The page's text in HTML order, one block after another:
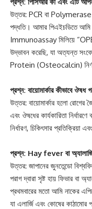
উত্তর: PCR বা
পদ্ধতি। আমার পিএইচডিতে
Immunoassay মিলিয়ে
উদ্ভাবন করেছি, যা অত্যন্ত
Protein (Osteocalcin)
প্রশ্ন: বায়োমার্কার কীভাবে ঔষধ
উত্তর: বায়োমার্কার হলো রোগের
এবং ঔষধের কার্যকারিতা
নির্ধারণ, চিকিৎসার প্রতিক্রিয়া
প্রশ্ন: Hay fever বা
উত্তর: জাপানের জুনতেন্ডো
পরাগ দ্বারা সৃষ্ট হায় ফিভার বা
প্রথমবারের মতো আমি নাকের
যা এলার্জি এবং কোষের কাঠামোর